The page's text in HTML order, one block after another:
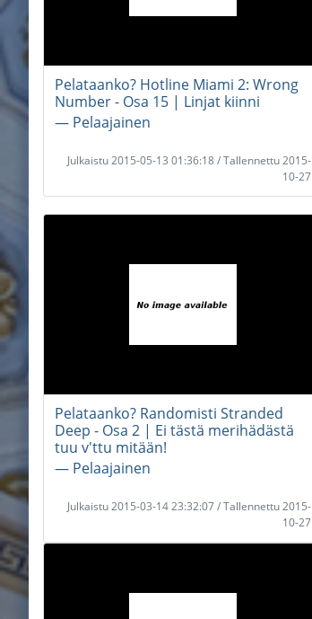
Pelataanko? Hotline Miami 2: Wrong
Number - Osa 15 | Linjat kiinni
― Pelaajainen
Julkaistu 2015-05-13 01:36:18 / Tallennettu 2015-
10-27
Pelataanko? Randomisti Stranded
Deep - Osa 2 | Ei tästä merihädästä
tuu v'ttu mitään!
― Pelaajainen
Julkaistu 2015-03-14 23:32:07 / Tallennettu 2015-
10-27